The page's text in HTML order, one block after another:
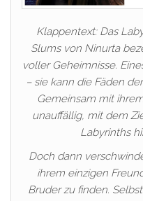
Klappentext: Das
Slums von Ninurta
voller Geheimnisse.
– sie kann die Fäden
Gemeinsam mit
unauffällig, mit dem
Labyrinths
Doch dann
ihrem einzigen
Bruder zu finden.